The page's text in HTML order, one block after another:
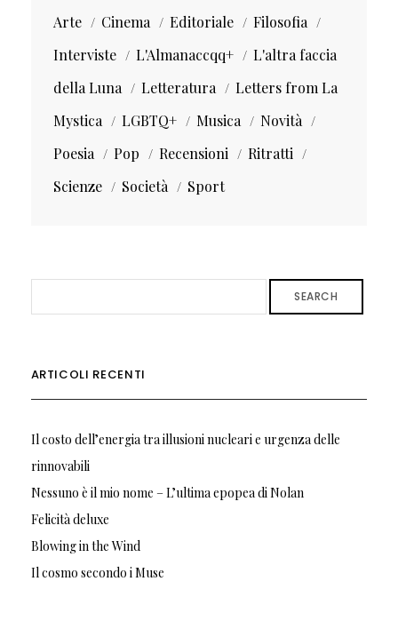
Arte
Cinema Editoriale
Filosofia
Interviste
L'Almanaccqq+
L'altra faccia
della Luna
Letteratura
Letters from La
Mystica
LGBTQ+ Musica
Novità
Poesia
Pop Recensioni
Ritratti
Scienze
Società Sport
SEARCH
ARTICOLI RECENTI
Il costo dell’energia tra illusioni nucleari e urgenza delle
rinnovabili
Nessuno è il mio nome – L’ultima epopea di Nolan
Felicità deluxe
Blowing in the Wind
Il cosmo secondo i Muse